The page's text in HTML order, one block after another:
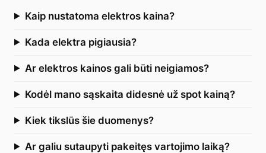
Kaip nustatoma elektros kaina?
Kada elektra pigiausia?
Ar elektros kainos gali būti neigiamos?
Kodėl mano sąskaita didesnė už spot kainą?
Kiek tikslūs šie duomenys?
Ar galiu sutaupyti pakeitęs vartojimo laiką?